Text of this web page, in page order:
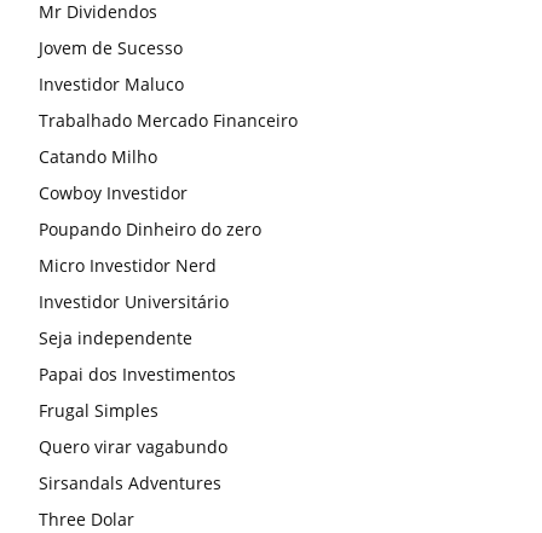
Mr Dividendos
Jovem de Sucesso
Investidor Maluco
Trabalhado Mercado Financeiro
Catando Milho
Cowboy Investidor
Poupando Dinheiro do zero
Micro Investidor Nerd
Investidor Universitário
Seja independente
Papai dos Investimentos
Frugal Simples
Quero virar vagabundo
Sirsandals Adventures
Three Dolar